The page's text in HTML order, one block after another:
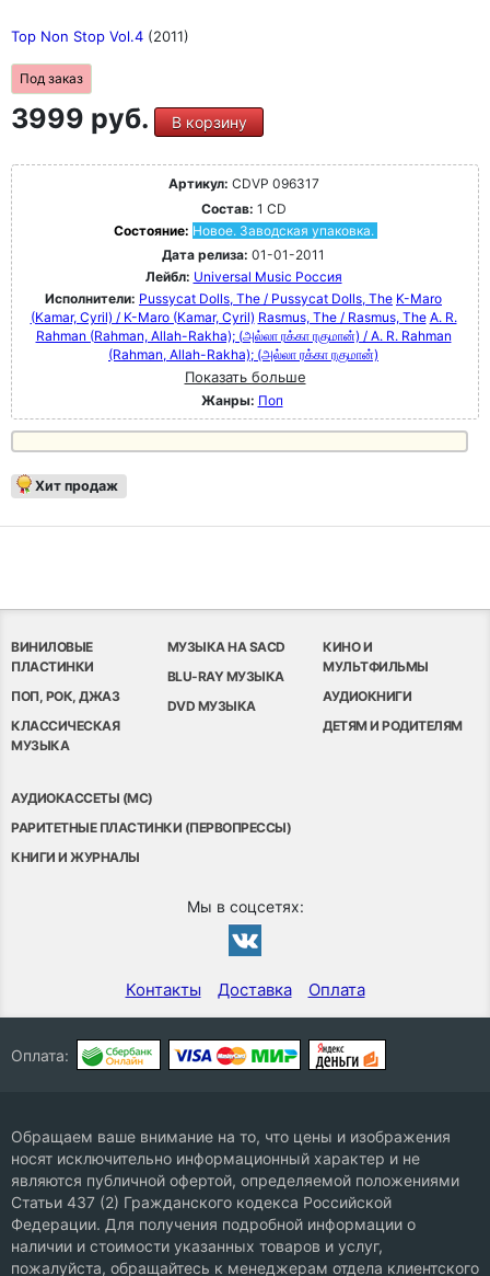
Top Non Stop Vol.4 (2011)
Под заказ
3999 руб. В корзину
Артикул: CDVP 096317
Состав: 1 CD
Состояние: Новое. Заводская упаковка.
Дата релиза: 01-01-2011
Лейбл: Universal Music Россия
Исполнители: Pussycat Dolls, The / Pussycat Dolls, The K-Maro
(Kamar, Cyril) / K-Maro (Kamar, Cyril) Rasmus, The / Rasmus, The A. R.
Rahman (Rahman, Allah-Rakha); (அல்லா ரக்கா ரகுமான்) / A. R. Rahman
(Rahman, Allah-Rakha); (அல்லா ரக்கா ரகுமான்)
Показать больше
Жанры: Поп
Хит продаж
ВИНИЛОВЫЕ
ПЛАСТИНКИ
ПОП, РОК, ДЖАЗ
КЛАССИЧЕСКАЯ
МУЗЫКА
МУЗЫКА НА SACD
BLU-RAY МУЗЫКА
DVD МУЗЫКА
КИНО И
МУЛЬТФИЛЬМЫ
АУДИОКНИГИ
ДЕТЯМ И РОДИТЕЛЯМ
АУДИОКАССЕТЫ (MC)
РАРИТЕТНЫЕ ПЛАСТИНКИ (ПЕРВОПРЕССЫ)
КНИГИ И ЖУРНАЛЫ
Мы в соцсетях:
Контакты Доставка Оплата
Оплата:
Обращаем ваше внимание на то, что цены и изображения
носят исключительно информационный характер и не
являются публичной офертой, определяемой положениями
Статьи 437 (2) Гражданского кодекса Российской
Федерации. Для получения подробной информации о
наличии и стоимости указанных товаров и услуг,
пожалуйста, обращайтесь к менеджерам отдела клиентского